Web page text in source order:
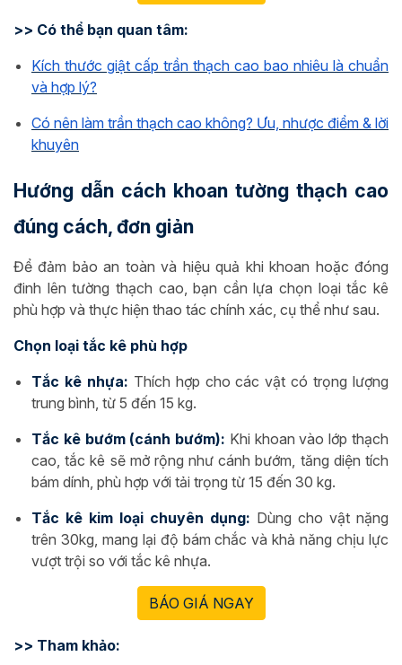
>> Có thể bạn quan tâm:
Kích thước giật cấp trần thạch cao bao nhiêu là chuẩn
và hợp lý?
Có nên làm trần thạch cao không? Ưu, nhược điểm & lời
khuyên
Hướng dẫn cách khoan tường thạch cao
đúng cách, đơn giản
Để đảm bảo an toàn và hiệu quả khi khoan hoặc đóng
đinh lên tường thạch cao, bạn cần lựa chọn loại tắc kê
phù hợp và thực hiện thao tác chính xác, cụ thể như sau.
Chọn loại tắc kê phù hợp
Tắc kê nhựa: Thích hợp cho các vật có trọng lượng
trung bình, từ 5 đến 15 kg.
Tắc kê bướm (cánh bướm): Khi khoan vào lớp thạch
cao, tắc kê sẽ mở rộng như cánh bướm, tăng diện tích
bám dính, phù hợp với tải trọng từ 15 đến 30 kg.
Tắc kê kim loại chuyên dụng: Dùng cho vật nặng
trên 30kg, mang lại độ bám chắc và khả năng chịu lực
vượt trội so với tắc kê nhựa.
BÁO GIÁ NGAY
>> Tham khảo: